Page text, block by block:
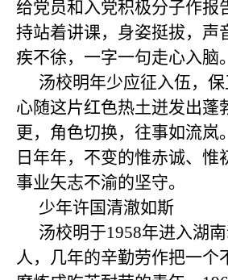
给党员和入党积极分子作报
持站着讲课，身姿挺拔，声
疾不徐，一字一句走心入脑。
汤校明年少应征入伍，
心随这片红色热土迸发出蓬
更，角色切换，往事如流岚
日年年，不变的惟赤诚、惟
事业矢志不渝的坚守。
少年许国清澈如斯
汤校明于1958年进入湖
人，几年的辛勤劳作把一个